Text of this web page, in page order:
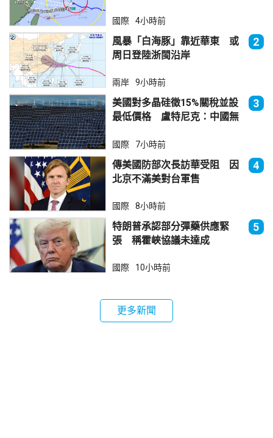
國際 4小時前
風暴「白海豚」靠近華東 或
周日登陸浙閩沿岸
2
兩岸 9小時前
美國對多晶硅徵15%關稅並設
最低價格 盧特尼克：中國無
3
國際 7小時前
傳美國防部次長訪華受阻 因
北京不滿美對台軍售
4
國際 8小時前
特朗普承認部分彈藥供應緊
張 稱霍峽協議未達成
5
國際 10小時前
更多新聞